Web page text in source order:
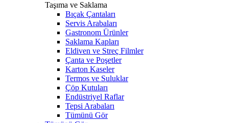
Taşıma ve Saklama
Bıçak Çantaları
Servis Arabaları
Gastronom Ürünler
Saklama Kapları
Eldiven ve Streç Filmler
Çanta ve Poşetler
Karton Kaseler
Termos ve Suluklar
Çöp Kutuları
Endüstriyel Raflar
Tepsi Arabaları
Tümünü Gör